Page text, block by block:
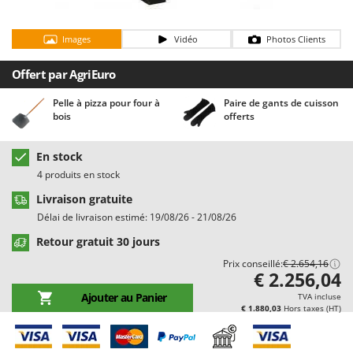
Chaudrons électriques pour polenta
Cisailles à gazon à batterie
Cisailles taille-haies manuelles
Climatiseurs
Compresseurs d'air électriques
Compresseurs pour la récolte des olives et la taille
Coupe-bordures - Trimmers
Coupe-branches
Couveuses à œufs
Cultivateurs Tiller à ressorts - Extirpateurs
Décompacteurs agricoles
Découpeurs plasma
Déplaqueuses de gazon
Batavia
Benassi
Beper
Berkel
Bertolini Pumps
Besser Vacuum
Bestway
Beta tools
Bissell
BlackStone
Bomet
Images Vidéo Photos Clients
Offert par AgriEuro
Pelle à pizza pour four à
bois
Paire de gants de cuisson
offerts
En stock
4 produits en stock
Livraison gratuite
Délai de livraison estimé: 19/08/26 - 21/08/26
Retour gratuit 30 jours
Prix conseillé:€ 2.654,16
Ajouter au Panier
€ 2.256,04
TVA incluse
€ 1.880,03 Hors taxes (HT)